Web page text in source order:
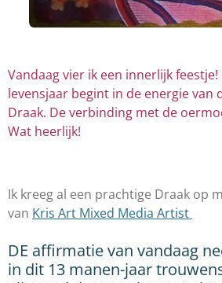
Vandaag vier ik een innerlijk feestje!
levensjaar begint in de energie van
Draak. De verbinding met de
Wat heerlijk!
Ik kreeg al een prachtige Draak op
van Kris Art Mixed Media Artist
DE affirmatie van vandaag
in dit 13 manen-jaar